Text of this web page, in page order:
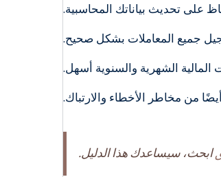
على تحديث بياناتك المحاسبية.
جميع المعاملات بشكل صحيح.
المالية الشهرية والسنوية أسهل.
من مخاطر الأخطاء والارتباك.
ابحث، سيساعدك هذا الدليل.